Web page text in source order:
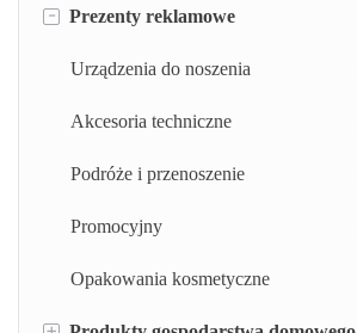
Opaski silikonowe
Silikonowa nasadka strzykawki
Zawór silikonowy
Tłok strzykawki silikonowej
Uszczelki z gumy silikonowej
Uszczelka gumowa
Silikonowa końcówka do
- Prezenty reklamowe
Urządzenia do noszenia
Akcesoria techniczne
Podróże i przenoszenie
Promocyjny
Opakowania kosmetyczne